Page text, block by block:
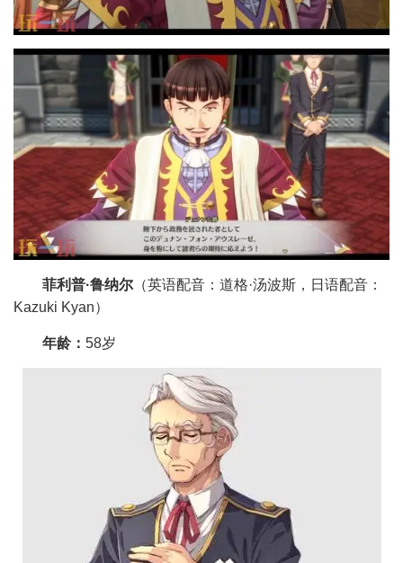
菲利普·鲁纳尔 （英语配音：道格·汤波斯，日语配音：
Kazuki Kyan）
年龄： 58岁